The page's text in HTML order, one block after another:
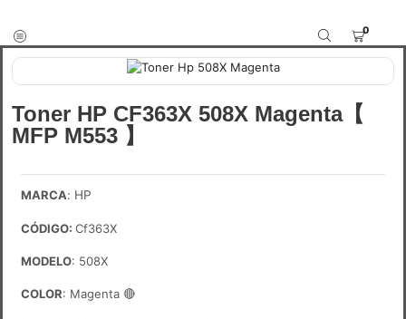
0
Toner HP CF363X 508X Magenta【
MFP M553 】
MARCA: HP
CÓDIGO: Cf363X
MODELO: 508X
COLOR: Magenta 🔴